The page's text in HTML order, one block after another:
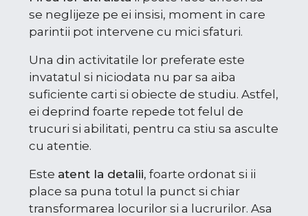
se neglijeze pe ei insisi, moment in care
parintii pot intervene cu mici sfaturi.
Una din activitatile lor preferate este
invatatul si niciodata nu par sa aiba
suficiente carti si obiecte de studiu. Astfel,
ei deprind foarte repede tot felul de
trucuri si abilitati, pentru ca stiu sa asculte
cu atentie.
Este atent la detalii, foarte ordonat si ii
place sa puna totul la punct si chiar
transformarea locurilor si a lucrurilor. Asa